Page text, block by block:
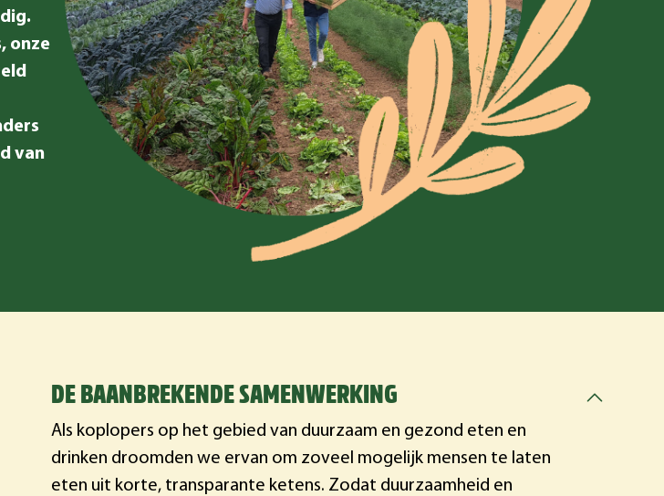
onze
van
DE BAANBREKENDE SAMENWERKING
Als koplopers op het gebied van duurzaam en gezond eten en
drinken droomden we ervan om zoveel mogelijk mensen te laten
eten uit korte, transparante ketens. Zodat duurzaamheid en